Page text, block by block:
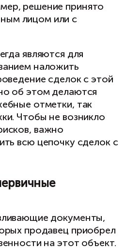
решение принято
лицом или с
являются для
наложить
сделок с этой
об этом делаются
отметки, так
Чтобы не возникло
важно
всю цепочку сделок с
документы,
продавец приобрел
на этот объект.